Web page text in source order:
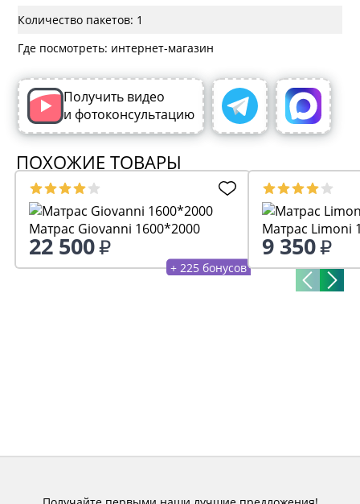
Количество пакетов: 1
Где посмотреть: интернет-магазин
Получить видео
и фотоконсультацию
ПОХОЖИЕ ТОВАРЫ
Матрас Giovanni 1600*2000
22 500
+ 225 бонусов
9 350